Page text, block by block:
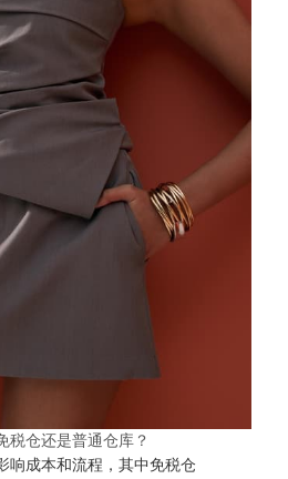
税仓还是普通仓库？
响成本和流程，其中免税仓